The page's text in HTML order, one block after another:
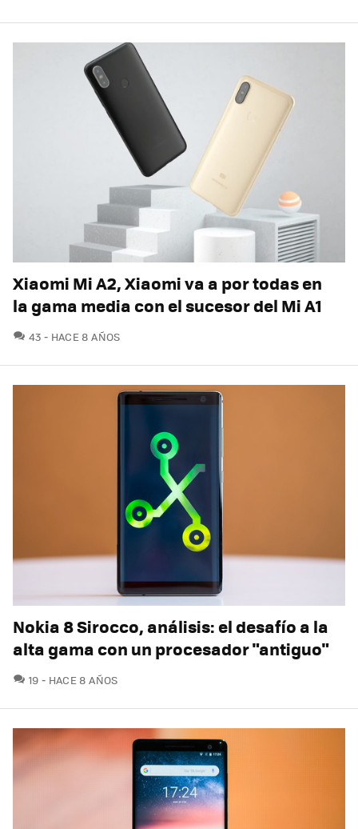
Xiaomi Mi A2, Xiaomi va a por todas en
la gama media con el sucesor del Mi A1
43 COMENTARIOS
HACE 8 AÑOS
Nokia 8 Sirocco, análisis: el desafío a la
alta gama con un procesador "antiguo"
19 COMENTARIOS
HACE 8 AÑOS